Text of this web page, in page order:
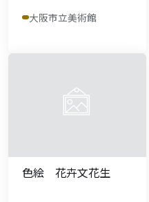
大阪市立美術館
色絵 花卉文花生